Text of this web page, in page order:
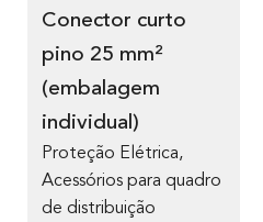
Conector curto
pino 25 mm²
(embalagem
individual)
Proteção Elétrica,
Acessórios para quadro
de distribuição